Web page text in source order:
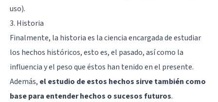
uso).
3. Historia
Finalmente, la historia es la ciencia encargada de estudiar
los hechos históricos, esto es, el pasado, así como la
influencia y el peso que éstos han tenido en el presente.
Además, el estudio de estos hechos sirve también como
base para entender hechos o sucesos futuros.